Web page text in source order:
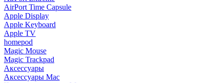
AirPort Time Capsule
Apple Display
Apple Keyboard
Apple TV
homepod
Magic Mouse
Magic Trackpad
Аксессуары
Аксессуары Mac